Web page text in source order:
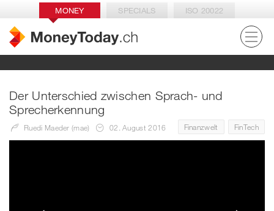
MONEY SPECIALS ISO 20022
Der Unterschied zwischen Sprach- und
Sprecherkennung
Ruedi Maeder (mae) 02. August 2016 Finanzwelt FinTech